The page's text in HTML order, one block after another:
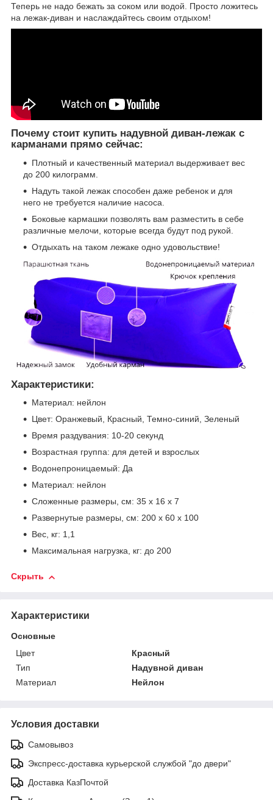
Теперь не надо бежать за соком или водой. Просто ложитесь
на лежак-диван и наслаждайтесь своим отдыхом!
Почему стоит купить надувной диван-лежак с
карманами прямо сейчас:
Плотный и качественный материал выдерживает вес
до 200 килограмм.
Надуть такой лежак способен даже ребенок и для
него не требуется наличие насоса.
Боковые кармашки позволять вам разместить в себе
различные мелочи, которые всегда будут под рукой.
Отдыхать на таком лежаке одно удовольствие!
Характеристики:
Материал: нейлон
Цвет: Оранжевый, Красный, Темно-синий, Зеленый
Время раздувания: 10-20 секунд
Возрастная группа: для детей и взрослых
Водонепроницаемый: Да
Материал: нейлон
Сложенные размеры, см: 35 х 16 х 7
Развернутые размеры, см: 200 х 60 х 100
Вес, кг: 1,1
Максимальная нагрузка, кг: до 200
Скрыть
Характеристики
Основные
Цвет
Красный
Тип
Надувной диван
Материал
Нейлон
Условия доставки
Самовывоз
Экспресс-доставка курьерской службой "до двери"
Доставка КазПочтой